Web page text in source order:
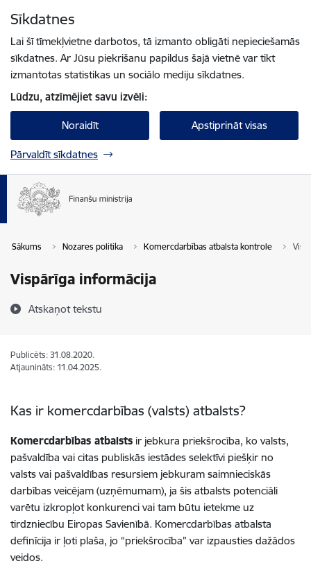
Sīkdatnes
Lai šī tīmekļvietne darbotos, tā izmanto obligāti nepieciešamās
sīkdatnes. Ar Jūsu piekrišanu papildus šajā vietnē var tikt
izmantotas statistikas un sociālo mediju sīkdatnes.
Lūdzu, atzīmējiet savu izvēli:
Noraidīt Apstiprināt visas
Pārvaldīt sīkdatnes
Sākums Nozares politika Komercdarbības atbalsta kontrole
Vispārīga informācija
Atskaņot tekstu
Publicēts: 31.08.2020.
Atjaunināts: 11.04.2025.
Kas ir komercdarbības (valsts) atbalsts?
Komercdarbības atbalsts ir jebkura priekšrocība, ko valsts,
pašvaldība vai citas publiskās iestādes selektīvi piešķir no
valsts vai pašvaldības resursiem jebkuram saimnieciskās
darbības veicējam (uzņēmumam), ja šis atbalsts potenciāli
varētu izkropļot konkurenci vai tam būtu ietekme uz
tirdzniecību Eiropas Savienībā. Komercdarbības atbalsta
definīcija ir ļoti plaša, jo “priekšrocība” var izpausties dažādos
veidos.